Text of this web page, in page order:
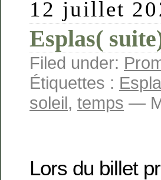
12 juillet
Esplas(
Filed under:
Étiquettes :
soleil, temps —
Lors du billet